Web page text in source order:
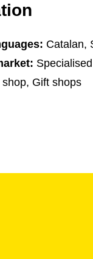
Catalan,
Gift shops